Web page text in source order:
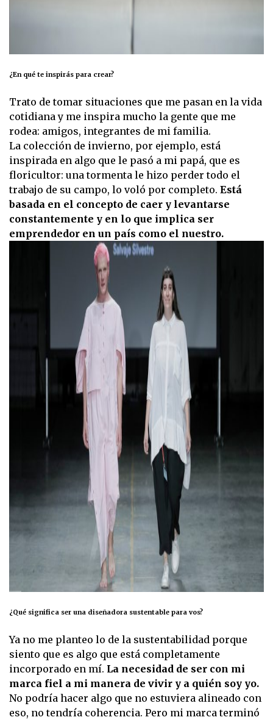
¿En qué te inspirás para crear?
Trato de tomar situaciones que me pasan en la vida
cotidiana y me inspira mucho la gente que me
rodea: amigos, integrantes de mi familia.
La colección de invierno, por ejemplo, está
inspirada en algo que le pasó a mi papá, que es
floricultor: una tormenta le hizo perder todo el
trabajo de su campo, lo voló por completo. Está
basada en el concepto de caer y levantarse
constantemente y en lo que implica ser
emprendedor en un país como el nuestro.
¿Qué significa ser una diseñadora sustentable para vos?
Ya no me planteo lo de la sustentabilidad porque
siento que es algo que está completamente
incorporado en mí. La necesidad de ser con mi
marca fiel a mi manera de vivir y a quién soy yo.
No podría hacer algo que no estuviera alineado con
eso, no tendría coherencia. Pero mi marca terminó